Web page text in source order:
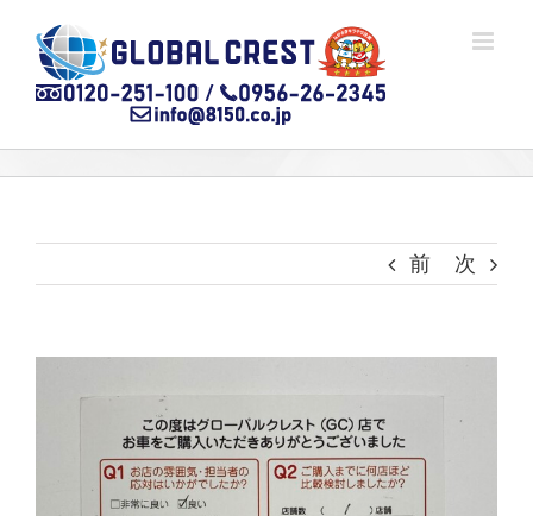
content
前 次